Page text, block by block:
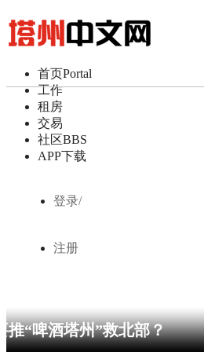
首页Portal
工作
租房
交易
社区BBS
APP下载
登录/
注册
霍巴特自来水护发最佳，